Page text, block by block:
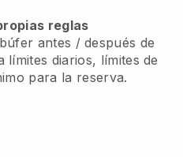
reglas
antes / después de
límites diarios, límites de
para la reserva.